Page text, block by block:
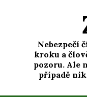
Nebezpečí
kroku a
pozoru. Ale
případě